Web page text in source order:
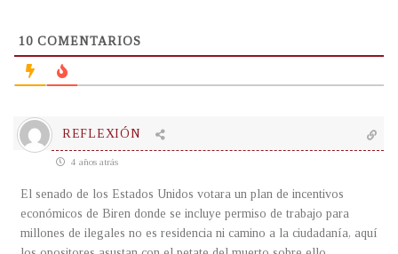
10 COMENTARIOS
REFLEXIÓN
4 años atrás
El senado de los Estados Unidos votara un plan de incentivos
económicos de Biren donde se incluye permiso de trabajo para
millones de ilegales no es residencia ni camino a la ciudadanía, aquí